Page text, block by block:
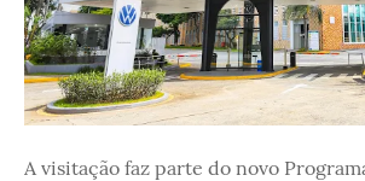
A visitação faz parte do novo